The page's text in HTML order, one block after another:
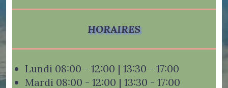
HORAIRES
Lundi 08:00 - 12:00 | 13:30 - 17:00
Mardi 08:00 - 12:00 | 13:30 - 17:00